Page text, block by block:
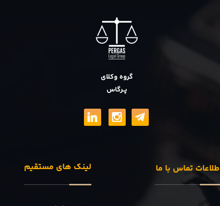
گروه وکلای
پــرگاس
لینک های مستقیم تماس با ما